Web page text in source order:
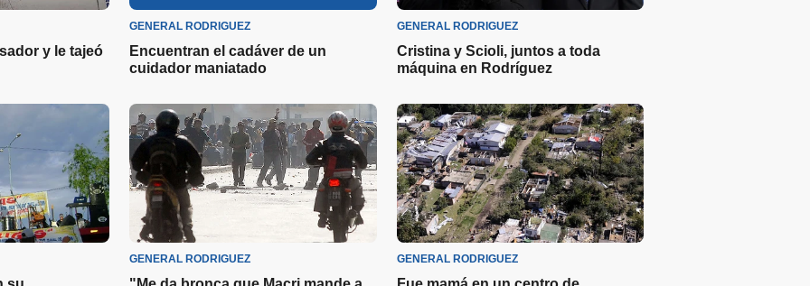
y le tajeó
GENERAL RODRIGUEZ
Encuentran el cadáver de un
cuidador maniatado
GENERAL RODRIGUEZ
Cristina y Scioli, juntos a toda
máquina en Rodríguez
GENERAL RODRIGUEZ GENERAL RODRIGUEZ